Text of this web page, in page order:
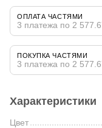
ОПЛАТА ЧАСТЯМИ
3 платежа по 2
ПОКУПКА ЧАСТЯМИ
3 платежа по 2
Характеристики
Цвет